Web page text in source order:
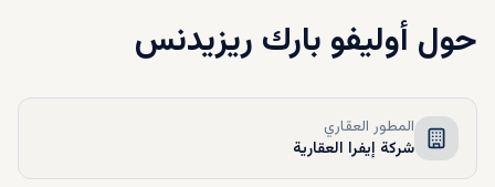
حول أوليفو بارك ريزيدنس
المطور العقاري
شركة إيفرا العقارية